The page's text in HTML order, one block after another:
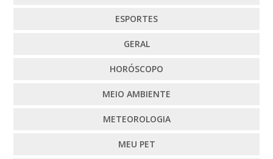
ESPORTES
GERAL
HORÓSCOPO
MEIO AMBIENTE
METEOROLOGIA
MEU PET